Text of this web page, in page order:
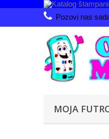
Pozovi nas
MOJA